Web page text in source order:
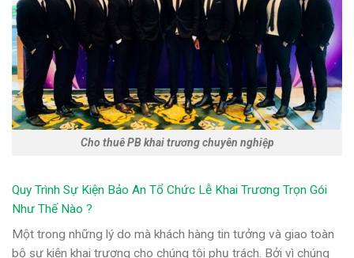
Cho thuê PB khai trương chuyên nghiệp
Quy Trình Sự Kiện Bảo An Tổ Chức Lễ Khai Trương Trọn Gói
Như Thế Nào ?
Một trong những lý do mà khách hàng tin tưởng và giao toàn
bộ sự kiện khai trương cho chúng tôi phụ trách. Bởi vì chúng